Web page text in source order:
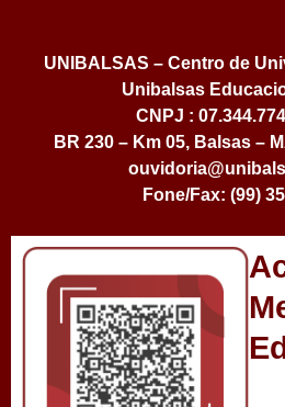
UNIBALSAS – Centro de
Unibalsas
CNPJ :
BR 230 – Km 05, Balsas –
Fone/Fax: (99)